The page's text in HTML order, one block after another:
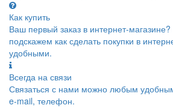
Как купить
Ваш первый заказ в интернет-
подскажем как сделать покупки в
удобными.
Всегда на связи
Связаться с нами можно любым
e-mail, телефон.